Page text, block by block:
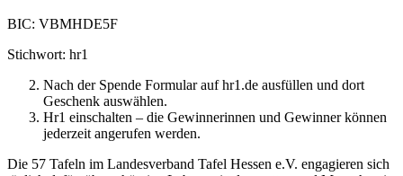
BIC: VBMHDE5F
Stichwort: hr1
Nach der Spende Formular auf hr1.de ausfüllen und dort
Geschenk auswählen.
Hr1 einschalten – die Gewinnerinnen und Gewinner können
jederzeit angerufen werden.
Die 57 Tafeln im Landesverband Tafel Hessen e.V. engagieren sich